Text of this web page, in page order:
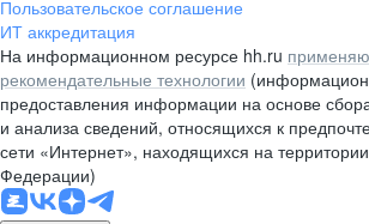
Пользовательское соглашение
ИТ аккредитация
На информационном ресурсе hh.ru
рекомендательные технологии
предоставления информации на основе
и анализа сведений, относящихся к
сети «Интернет», находящихся на
Федерации)